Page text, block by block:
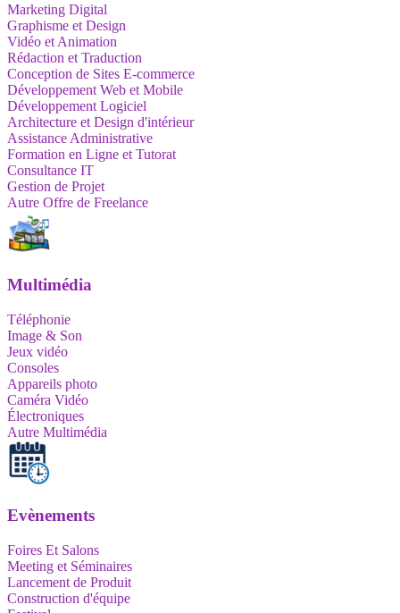
Marketing Digital
Graphisme et Design
Vidéo et Animation
Rédaction et Traduction
Conception de Sites E-commerce
Développement Web et Mobile
Développement Logiciel
Architecture et Design d'intérieur
Assistance Administrative
Formation en Ligne et Tutorat
Consultance IT
Gestion de Projet
Autre Offre de Freelance
Multimédia
Téléphonie
Image & Son
Jeux vidéo
Consoles
Appareils photo
Caméra Vidéo
Électroniques
Autre Multimédia
Evènements
Foires Et Salons
Meeting et Séminaires
Lancement de Produit
Construction d'équipe